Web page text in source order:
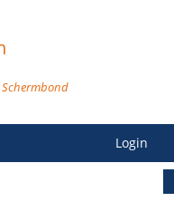
Login